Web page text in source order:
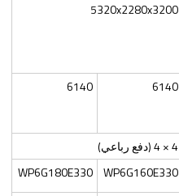
5320x2280x3200
6140
6140
4 × 4 (دفع رباعي)
WP6G160E330
WP6G180E330